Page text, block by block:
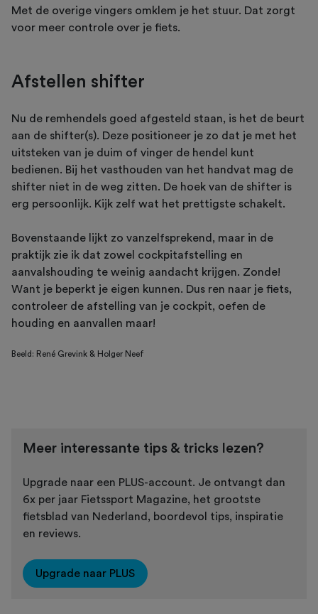
Met de overige vingers omklem je het stuur. Dat zorgt
voor meer controle over je fiets.
Afstellen shifter
Nu de remhendels goed afgesteld staan, is het de beurt
aan de shifter(s). Deze positioneer je zo dat je met het
uitsteken van je duim of vinger de hendel kunt
bedienen. Bij het vasthouden van het handvat mag de
shifter niet in de weg zitten. De hoek van de shifter is
erg persoonlijk. Kijk zelf wat het prettigste schakelt.
Bovenstaande lijkt zo vanzelfsprekend, maar in de
praktijk zie ik dat zowel cockpitafstelling en
aanvalshouding te weinig aandacht krijgen. Zonde!
Want je beperkt je eigen kunnen. Dus ren naar je fiets,
controleer de afstelling van je cockpit, oefen de
houding en aanvallen maar!
Beeld: René Grevink & Holger Neef
Meer interessante tips & tricks lezen?
Upgrade naar een PLUS-account. Je ontvangt dan
6x per jaar Fietssport Magazine, het grootste
fietsblad van Nederland, boordevol tips, inspiratie
en reviews.
Upgrade naar PLUS